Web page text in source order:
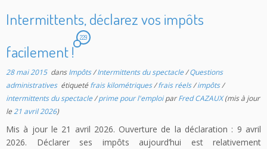
Intermittents, déclarez vos impôts
facilement !
229
28 mai 2015dansImpôts/Intermittents du spectacle/Questions
administratives étiqueté frais kilométriques/frais réels/impôts/
intermittents du spectacle/prime pour l'emploiparFred CAZAUX(mis à jour
le21 avril 2026)
Mis à jour le 21 avril 2026. Ouverture de la déclaration : 9 avril
2026. Déclarer ses impôts aujourd’hui est relativement